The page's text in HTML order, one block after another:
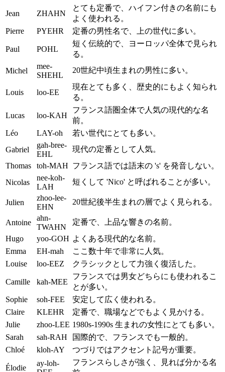
Jean ZHAHN
とても定番で、ハイフン付きの名前にも
よく使われる。
Pierre
PYEHR 定番の男性名で、上の世代に多い。
Paul POHL
短く伝統的で、ヨーロッパ全体で見られ
る。
Michel
mee-
SHEHL
20世紀中頃生まれの男性に多い。
Louis loo-EE
現在とても多く、歴史的にもよく知られ
る。
Lucas loo-KAH
フランス語圏全体で人気の現代的な名
前。
Léo
LAY-oh
若い世代にとても多い。
Gabriel
gah-bree-
EHL
現代の定番として人気。
Thomas
toh-MAH フランス語では語末の 's' を発音しない。
Nicolas
nee-koh-
LAH
短くして 'Nico' と呼ばれることが多い。
Julien
zhoo-lee-
EHN
20世紀後半生まれの層でよく見られる。
Antoine
ahn-
TWAHN
定番で、上品な響きの名前。
Hugo
yoo-GOH よくある現代的な名前。
Emma
EH-mah
ここ数十年で非常に人気。
Louise
loo-EEZ クラシックとして力強く復活した。
Camille kah-MEE
フランスでは男女どちらにも使われるこ
とが多い。
Sophie
soh-FEE
安定して広く使われる。
Claire
KLEHR
定番で、職場などでもよく見かける。
Julie
zhoo-LEE 1980s-1990s 生まれの女性にとても多い。
Sarah
sah-RAH
国際的で、フランスでも一般的。
Chloé
kloh-AY つづりではアクセント記号が重要。
Élodie
ay-loh-
フランスらしさが強く、見れば分かる名